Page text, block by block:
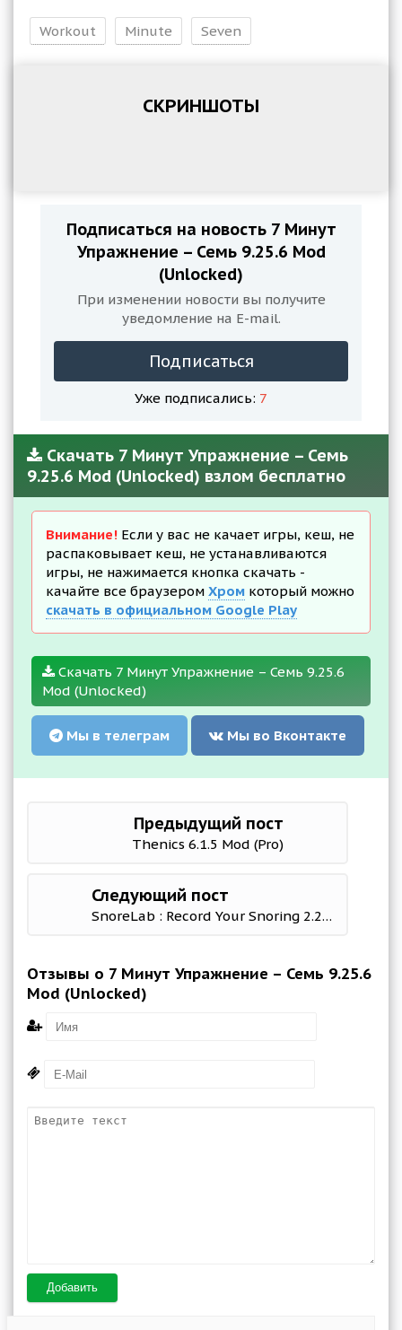
Workout Minute Seven
СКРИНШОТЫ
Подписаться на новость 7 Минут
Упражнение – Семь 9.25.6 Mod
(Unlocked)
При изменении новости вы получите
уведомление на E-mail.
Подписаться
Уже подписались: 7
Скачать 7 Минут Упражнение – Семь
9.25.6 Mod (Unlocked) взлом бесплатно
Внимание! Если у вас не качает игры, кеш, не
распаковывает кеш, не устанавливаются
игры, не нажимается кнопка скачать -
качайте все браузером Хром который можно
скачать в официальном Google Play
Скачать 7 Минут Упражнение – Семь 9.25.6
Mod (Unlocked)
Мы в телеграм Мы во Вконтакте
Предыдущий пост
Thenics 6.1.5 Mod (Pro)
Следующий пост
SnoreLab : Record Your Snoring 2.28.0.6414 Mod (Premium)
Отзывы о 7 Минут Упражнение – Семь 9.25.6
Mod (Unlocked)
Добавить